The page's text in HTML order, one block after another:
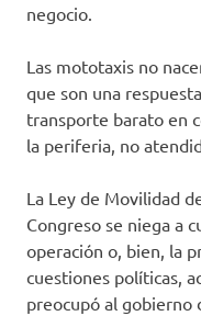
negocio.
Las mototaxis no
que son una
transporte barato en
la periferia, no
La Ley de Movilidad
Congreso se niega a
operación o, bien, la
cuestiones políticas,
preocupó al gobierno